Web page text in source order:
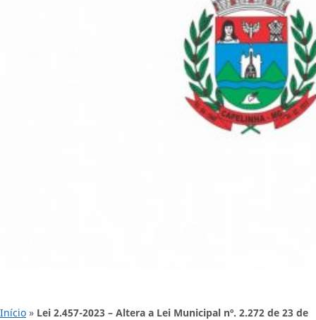
Início » Lei 2.457-2023 – Altera a Lei Municipal nº. 2.272 de 23 de